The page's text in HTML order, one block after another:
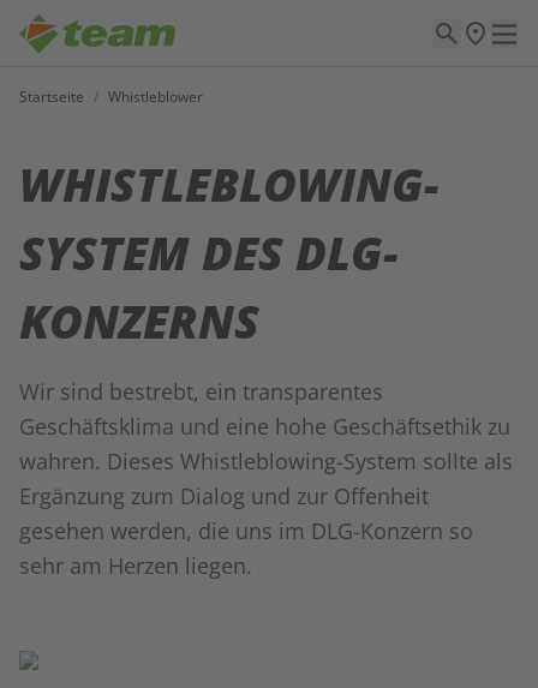
Startseite / Whistleblower
WHISTLEBLOWING-
SYSTEM DES DLG-
KONZERNS
Wir sind bestrebt, ein transparentes
Geschäftsklima und eine hohe Geschäftsethik zu
wahren. Dieses Whistleblowing-System sollte als
Ergänzung zum Dialog und zur Offenheit
gesehen werden, die uns im DLG-Konzern so
sehr am Herzen liegen.